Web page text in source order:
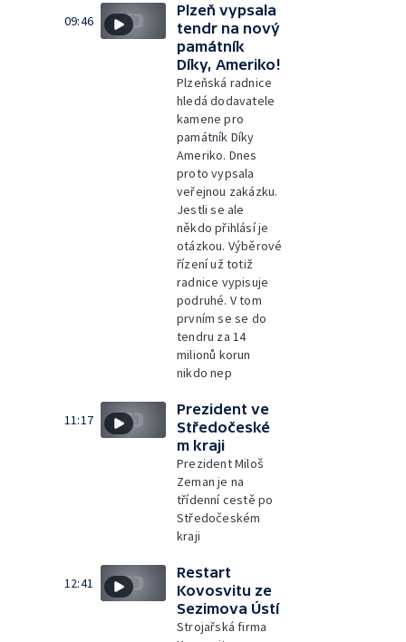
09:46
Plzeň vypsala
tendr na nový
památník
Díky, Ameriko!
Plzeňská radnice
hledá dodavatele
kamene pro
památník Díky
Ameriko. Dnes
proto vypsala
veřejnou zakázku.
Jestli se ale
někdo přihlásí je
otázkou. Výběrové
řízení už totiž
radnice vypisuje
podruhé. V tom
prvním se se do
tendru za 14
milionů korun
nikdo nep
11:17
Prezident ve
Středočeské
m kraji
Prezident Miloš
Zeman je na
třídenní cestě po
Středočeském
kraji
12:41
Restart
Kovosvitu ze
Sezimova Ústí
Strojařská firma